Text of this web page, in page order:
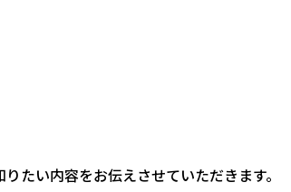
たい内容をお伝えさせていただきます。